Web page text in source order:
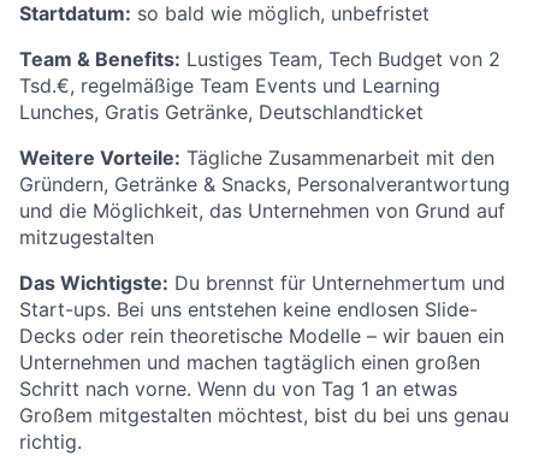
Startdatum: so bald wie möglich, unbefristet
Team & Benefits: Lustiges Team, Tech Budget von 2
Tsd.€, regelmäßige Team Events und Learning
Lunches, Gratis Getränke, Deutschlandticket
Weitere Vorteile: Tägliche Zusammenarbeit mit den
Gründern, Getränke & Snacks, Personalverantwortung
und die Möglichkeit, das Unternehmen von Grund auf
mitzugestalten
Das Wichtigste: Du brennst für Unternehmertum und
Start-ups. Bei uns entstehen keine endlosen Slide-
Decks oder rein theoretische Modelle – wir bauen ein
Unternehmen und machen tagtäglich einen großen
Schritt nach vorne. Wenn du von Tag 1 an etwas
Großem mitgestalten möchtest, bist du bei uns genau
richtig.